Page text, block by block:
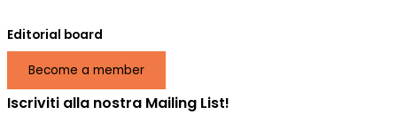
Editorial board
Become a member
Iscriviti alla nostra Mailing List!